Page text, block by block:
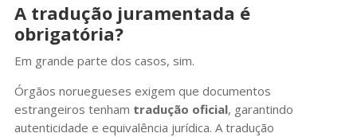
A tradução juramentada é
obrigatória?
Em grande parte dos casos, sim.
Órgãos noruegueses exigem que documentos
estrangeiros tenham tradução oficial, garantindo
autenticidade e equivalência jurídica. A tradução